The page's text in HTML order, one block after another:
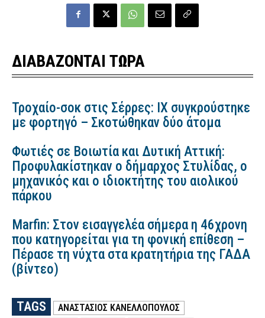
ΔΙΑΒΑΖΟΝΤΑΙ ΤΩΡΑ
Τροχαίο-σοκ στις Σέρρες: ΙΧ συγκρούστηκε
με φορτηγό – Σκοτώθηκαν δύο άτομα
Φωτιές σε Βοιωτία και Δυτική Αττική:
Προφυλακίστηκαν ο δήμαρχος Στυλίδας, ο
μηχανικός και ο ιδιοκτήτης του αιολικού
πάρκου
Marfin: Στον εισαγγελέα σήμερα η 46χρονη
που κατηγορείται για τη φονική επίθεση –
Πέρασε τη νύχτα στα κρατητήρια της ΓΑΔΑ
(βίντεο)
TAGS
ΑΝΑΣΤΆΣΙΟΣ ΚΑΝΕΛΛΌΠΟΥΛΟΣ